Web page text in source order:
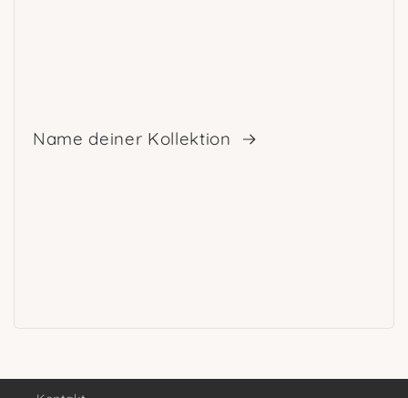
Name deiner Kollektion